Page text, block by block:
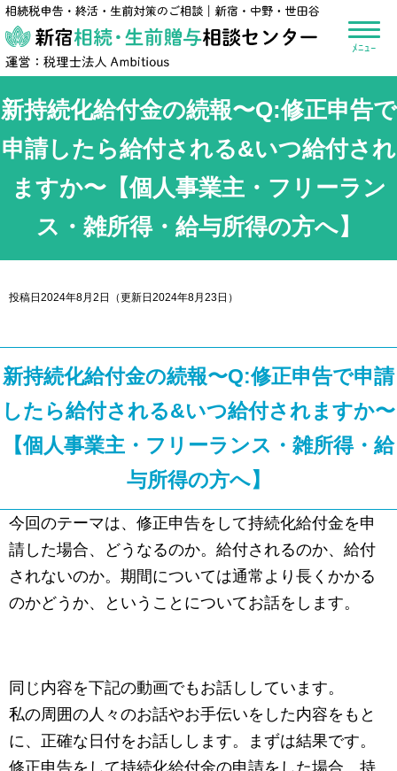
新宿相続・生前
新持続化給付金の続報〜Q:修正申告で
申請したら給付される&いつ給付され
ますか〜【個人事業主・フリーラン
ス・雑所得・給与所得の方へ】
投稿日2024年8月2日 （更新日2024年8月23日）
新持続化給付金の続報〜Q:修正申告で申請
したら給付される&いつ給付されますか〜
【個人事業主・フリーランス・雑所得・給
与所得の方へ】
今回のテーマは、修正申告をして持続化給付金を申
請した場合、どうなるのか。給付されるのか、給付
されないのか。期間については通常より長くかかる
のかどうか、ということについてお話をします。
同じ内容を下記の動画でもお話ししています。
私の周囲の人々のお話やお手伝いをした内容をもと
に、正確な日付をお話しします。まずは結果です。